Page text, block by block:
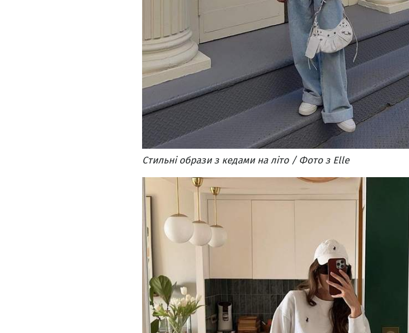
Стильні образи з кедами на літо / Фото з Elle